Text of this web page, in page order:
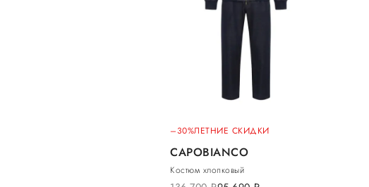
–30%ЛЕТНИЕ СКИДКИ
CAPOBIANCO
Костюм хлопковый